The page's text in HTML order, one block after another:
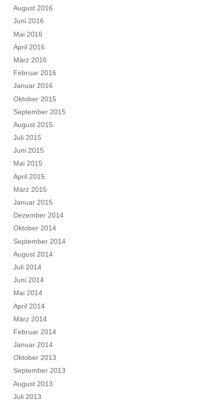
August 2016
Juni 2016
Mai 2016
April 2016
März 2016
Februar 2016
Januar 2016
Oktober 2015
September 2015
August 2015
Juli 2015
Juni 2015
Mai 2015
April 2015
März 2015
Januar 2015
Dezember 2014
Oktober 2014
September 2014
August 2014
Juli 2014
Juni 2014
Mai 2014
April 2014
März 2014
Februar 2014
Januar 2014
Oktober 2013
September 2013
August 2013
Juli 2013